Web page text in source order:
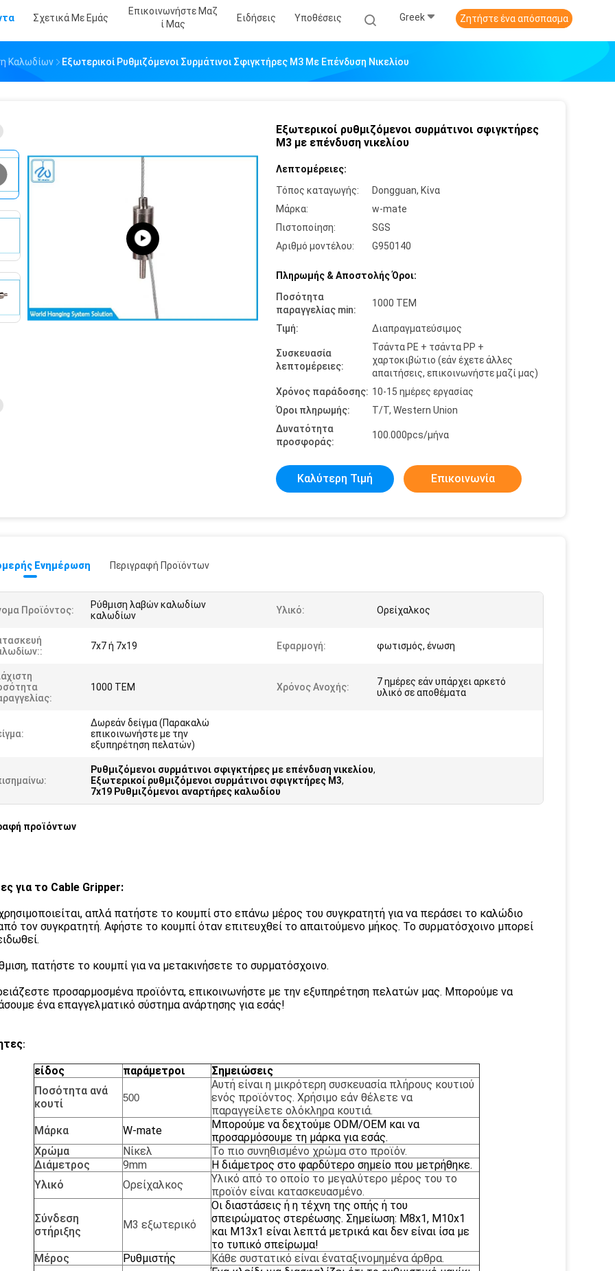
Σχετικά Με Εμάς
Επικοινωνήστε Μαζ
Ί Μας
Ειδήσεις Υποθέσεις Greek Ζητήστε ένα απόσπασμα
Καλωδίων Εξωτερικοί Ρυθμιζόμενοι Συρμάτινοι Σφιγκτήρες M3 Με Επένδυση Νικελίου
Εξωτερικοί ρυθμιζόμενοι συρμάτινοι σφιγκτήρες
M3 με επένδυση νικελίου
Λεπτομέρειες:
Τόπος καταγωγής:
Dongguan, Κίνα
Μάρκα:
w-mate
Πιστοποίηση:
SGS
Αριθμό μοντέλου:
G950140
Πληρωμής & Αποστολής Όροι:
Ποσότητα
παραγγελίας min:
1000 ΤΕΜ
Τιμή: Διαπραγματεύσιμος
Συσκευασία
λεπτομέρειες:
Τσάντα PE + τσάντα PP +
χαρτοκιβώτιο (εάν έχετε άλλες
απαιτήσεις, επικοινωνήστε μαζί μας)
Χρόνος παράδοσης: 10-15 ημέρες εργασίας
Όροι πληρωμής:
T/T, Western Union
Δυνατότητα
προσφοράς:
100.000pcs/μήνα
Καλύτερη Τιμή Επικοινωνία
Ενημέρωση Περιγραφή Προϊόντων
Προϊόντος:
Ρύθμιση λαβών καλωδίων
καλωδίων
Υλικό: Ορείχαλκος
7x7 ή 7x19 Εφαρμογή: φωτισμός, ένωση
1000 ΤΕΜ Χρόνος Ανοχής:
7 ημέρες εάν υπάρχει αρκετό
υλικό σε αποθέματα
Δωρεάν δείγμα (Παρακαλώ
επικοινωνήστε με την
εξυπηρέτηση πελατών)
Ρυθμιζόμενοι συρμάτινοι σφιγκτήρες με επένδυση νικελίου,
Εξωτερικοί ρυθμιζόμενοι συρμάτινοι σφιγκτήρες M3,
7x19 Ρυθμιζόμενοι αναρτήρες καλωδίου
προϊόντων
για το Cable Gripper:
απλά πατήστε το κουμπί στο επάνω μέρος του συγκρατητή για να περάσει το καλώδιο
τον συγκρατητή. Αφήστε το κουμπί όταν επιτευχθεί το απαιτούμενο μήκος. Το συρματόσχοινο μπορεί
πατήστε το κουμπί για να μετακινήσετε το συρματόσχοινο.
προσαρμοσμένα προϊόντα, επικοινωνήστε με την εξυπηρέτηση πελατών μας. Μπορούμε να
ένα επαγγελματικό σύστημα ανάρτησης για εσάς!
:
είδος παράμετροι
Σημειώσεις
Ποσότητα ανά
κουτί
500
Αυτή είναι η μικρότερη συσκευασία πλήρους κουτιού
ενός προϊόντος. Χρήσιμο εάν θέλετε να
παραγγείλετε ολόκληρα κουτιά.
Μάρκα
W-mate
Μπορούμε να δεχτούμε ODM/OEM και να
προσαρμόσουμε τη μάρκα για εσάς.
Χρώμα
Νίκελ Το πιο συνηθισμένο χρώμα στο προϊόν.
Διάμετρος
9mm
Η διάμετρος στο φαρδύτερο σημείο που μετρήθηκε.
Υλικό
Ορείχαλκος Υλικό από το οποίο το μεγαλύτερο μέρος του το
προϊόν είναι κατασκευασμένο.
Σύνδεση
στήριξης
M3 εξωτερικό
Οι διαστάσεις ή η τέχνη της οπής ή του
σπειρώματος στερέωσης. Σημείωση: M8x1, M10x1
και M13x1 είναι λεπτά μετρικά και δεν είναι ίσα με
το τυπικό σπείρωμα!
Μέρος
Ρυθμιστής Κάθε συστατικό είναι έναταξινομημένα άρθρα.